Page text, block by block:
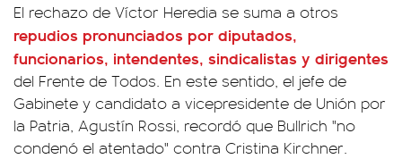
El rechazo de Víctor Heredia se suma a otros
repudios pronunciados por diputados,
funcionarios, intendentes, sindicalistas y dirigentes
del Frente de Todos. En este sentido, el jefe de
Gabinete y candidato a vicepresidente de Unión por
la Patria, Agustín Rossi, recordó que Bullrich "no
condenó el atentado" contra Cristina Kirchner.